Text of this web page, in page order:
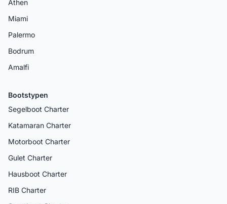
Athen
Miami
Palermo
Bodrum
Amalfi
Bootstypen
Segelboot Charter
Katamaran Charter
Motorboot Charter
Gulet Charter
Hausboot Charter
RIB Charter